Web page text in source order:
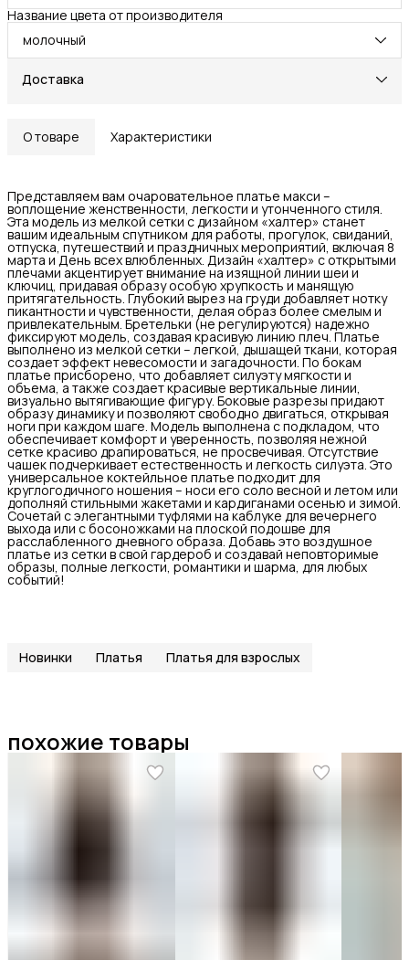
Название цвета от производителя
молочный
Доставка
О товаре Характеристики
Представляем вам очаровательное платье макси –
воплощение женственности, легкости и утонченного стиля.
Эта модель из мелкой сетки с дизайном «халтер» станет
вашим идеальным спутником для работы, прогулок, свиданий,
отпуска, путешествий и праздничных мероприятий, включая 8
марта и День всех влюбленных. Дизайн «халтер» с открытыми
плечами акцентирует внимание на изящной линии шеи и
ключиц, придавая образу особую хрупкость и манящую
притягательность. Глубокий вырез на груди добавляет нотку
пикантности и чувственности, делая образ более смелым и
привлекательным. Бретельки (не регулируются) надежно
фиксируют модель, создавая красивую линию плеч. Платье
выполнено из мелкой сетки – легкой, дышащей ткани, которая
создает эффект невесомости и загадочности. По бокам
платье присборено, что добавляет силуэту мягкости и
объема, а также создает красивые вертикальные линии,
визуально вытягивающие фигуру. Боковые разрезы придают
образу динамику и позволяют свободно двигаться, открывая
ноги при каждом шаге. Модель выполнена с подкладом, что
обеспечивает комфорт и уверенность, позволяя нежной
сетке красиво драпироваться, не просвечивая. Отсутствие
чашек подчеркивает естественность и легкость силуэта. Это
универсальное коктейльное платье подходит для
круглогодичного ношения – носи его соло весной и летом или
дополняй стильными жакетами и кардиганами осенью и зимой.
Сочетай с элегантными туфлями на каблуке для вечернего
выхода или с босоножками на плоской подошве для
расслабленного дневного образа. Добавь это воздушное
платье из сетки в свой гардероб и создавай неповторимые
образы, полные легкости, романтики и шарма, для любых
событий!
Новинки Платья Платья для взрослых
похожие товары